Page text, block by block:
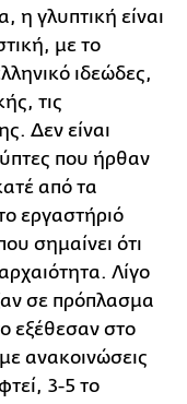
η γλυπτική είναι
με το
ιδεώδες,
τις
Δεν είναι
που ήρθαν
από τα
εργαστήριό
σημαίνει ότι
Λίγο
σε πρόπλασμα
εξέθεσαν στο
ανακοινώσεις
3-5 το